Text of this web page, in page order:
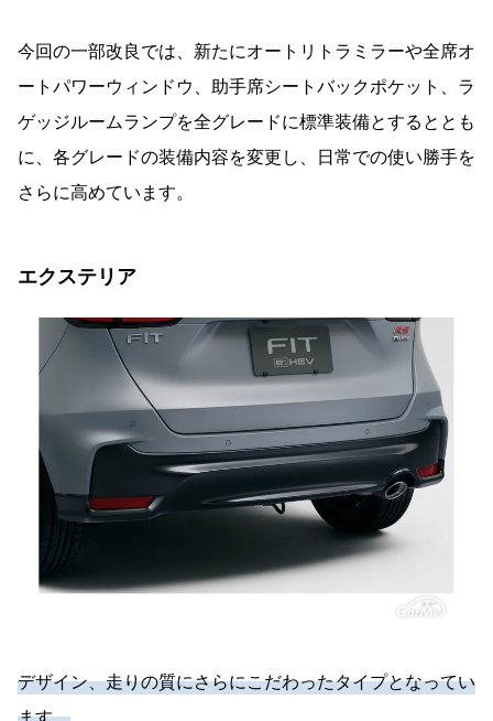
今回の一部改良では、新たにオートリトラミラーや全席オ
ートパワーウィンドウ、助手席シートバックポケット、ラ
ゲッジルームランプを全グレードに標準装備とするととも
に、各グレードの装備内容を変更し、日常での使い勝手を
さらに高めています。
エクステリア
デザイン、走りの質にさらにこだわったタイプとなってい